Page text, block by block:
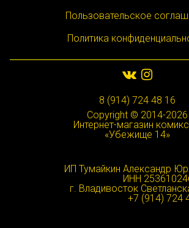
Пользовательское
Политика
8 (914) 724 48 16
Copyright © 2014-2026
Интернет-магазин
«Убежище 14»
ИП Тумайкин Александр
ИНН
г. Владивосток
+7 (914) 724